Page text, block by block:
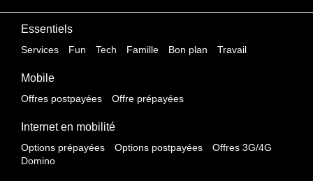
Essentiels
Services Fun Tech Famille Bon plan Travail
Mobile
Offres postpayées Offre prépayées
Internet en mobilité
Options prépayées Options postpayées
Offres 3G/4G
Domino